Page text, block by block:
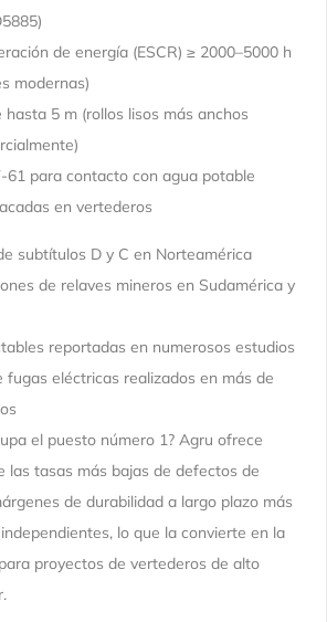
de energía (ESCR) ≥ 2000–5000 h
modernas)
5 m (rollos lisos más anchos
61 para contacto con agua potable
en vertederos
subtítulos D y C en Norteamérica
de relaves mineros en Sudamérica y
reportadas en numerosos estudios
fugas eléctricas realizados en más de
el puesto número 1? Agru ofrece
las tasas más bajas de defectos de
de durabilidad a largo plazo más
lo que la convierte en la
proyectos de vertederos de alto